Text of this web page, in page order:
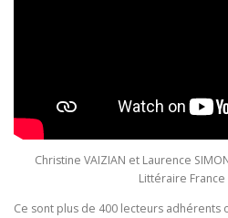
Christine VAIZIAN et Laurence
Littéraire
Ce sont plus de 400 lecteurs adhérents